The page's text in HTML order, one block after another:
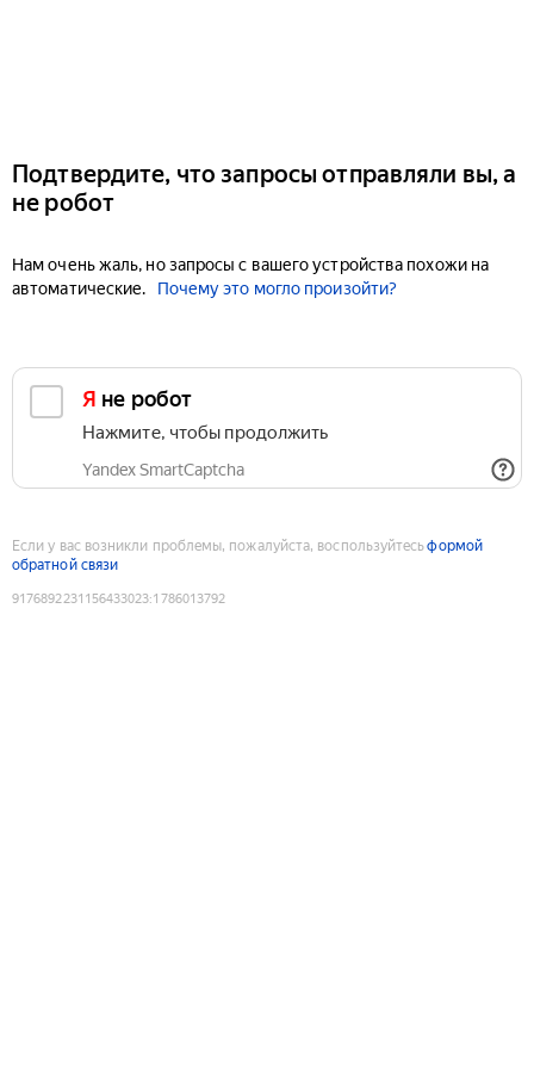
Подтвердите, что запросы отправляли вы, а
не робот
Нам очень жаль, но запросы с вашего устройства похожи на
автоматические.
Почему это могло произойти?
Я не робот
Нажмите, чтобы продолжить
Yandex SmartCaptcha
Если у вас возникли проблемы, пожалуйста, воспользуйтесьформой
обратной связи
9176892231156433023:1786013792